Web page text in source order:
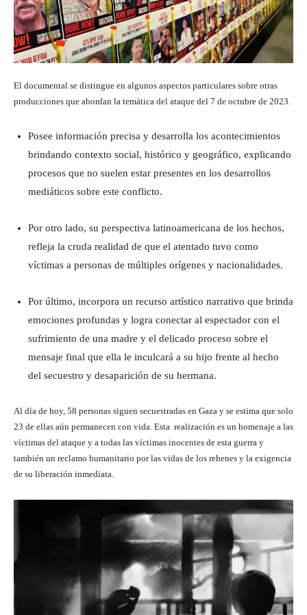
El documental se distingue en algunos aspectos particulares sobre otras
producciones que abordan la temática del ataque del 7 de octubre de 2023.
Posee información precisa y desarrolla los acontecimientos
brindando contexto social, histórico y geográfico, explicando
procesos que no suelen estar presentes en los desarrollos
mediáticos sobre este conflicto.
Por otro lado, su perspectiva latinoamericana de los hechos,
refleja la cruda realidad de que el atentado tuvo como
víctimas a personas de múltiples orígenes y nacionalidades.
Por último, incorpora un recurso artístico narrativo que brinda
emociones profundas y logra conectar al espectador con el
sufrimiento de una madre y el delicado proceso sobre el
mensaje final que ella le inculcará a su hijo frente al hecho
del secuestro y desaparición de su hermana.
Al día de hoy, 58 personas siguen secuestradas en Gaza y se estima que solo
23 de ellas aún permanecen con vida. Esta realización es un homenaje a las
víctimas del ataque y a todas las víctimas inocentes de esta guerra y
también un reclamo humanitario por las vidas de los rehenes y la exigencia
de su liberación inmediata.